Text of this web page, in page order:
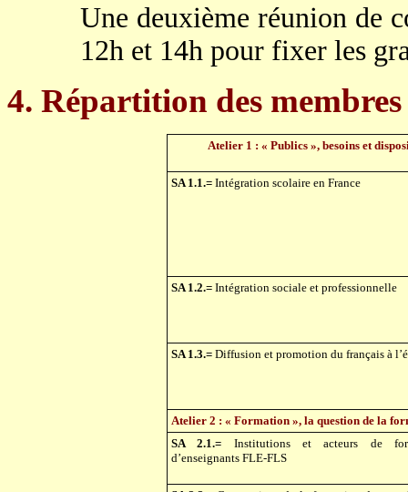
Une deuxième réunion de
12h et 14h pour fixer les
4. Répartition des
Atelier 1 : « Publics », besoins et
SA 1.1.= Intégration scolaire en France
SA 1.2.= Intégration sociale et professionnelle
SA 1.3.= Diffusion et promotion du français à
Atelier 2 : « Formation », la question de la
SA 2.1.= Institutions et acteurs de
d’enseignants FLE-FLS